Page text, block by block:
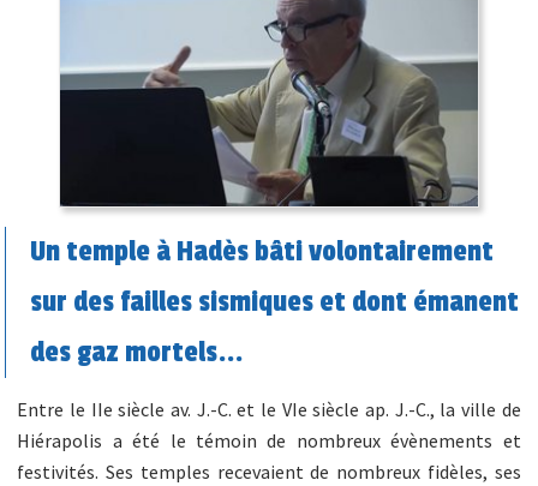
Un temple à Hadès bâti volontairement
sur des failles sismiques et dont émanent
des gaz mortels...
Entre le IIe siècle av. J.-C. et le VIe siècle ap. J.-C., la ville de
Hiérapolis a été le témoin de nombreux évènements et
festivités. Ses temples recevaient de nombreux fidèles, ses